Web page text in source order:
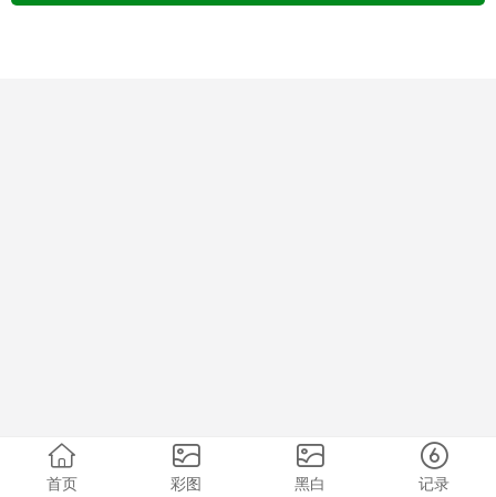
首页 彩图 黑白 记录